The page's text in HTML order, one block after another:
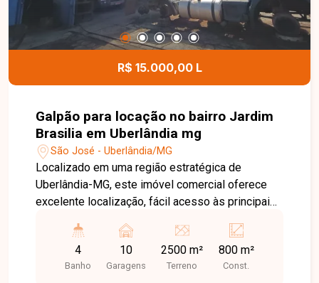
oportunidade para adquirir um imóvel novo em
uma localização privilegiada. Agende uma visita e
saiba mais sobre este empreendimento.
R$ 15.000,00 L
Galpão para locação no bairro Jardim
Brasilia em Uberlândia mg
São José - Uberlândia/MG
Localizado em uma região estratégica de
Uberlândia-MG, este imóvel comercial oferece
excelente localização, fácil acesso às principais
que necessitam de amplo espaço operacional. A
posição privilegiada, com acesso por duas ruas,
proporciona mais praticidade para logística,
4
Banho
10
Garagens
2500 m²
Terreno
800 m²
Const.